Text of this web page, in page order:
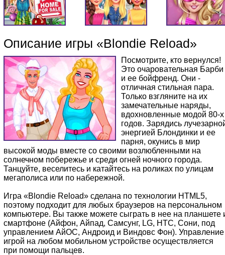
Описание игры «Blondie Reload»
Посмотрите, кто вернулся!
Это очаровательная Барби
и ее бойфренд. Они -
отличная стильная пара.
Только взгляните на их
замечательные наряды,
вдохновленные модой 80-х
годов. Зарядись
энергией Блондинки и ее
парня, окунись в мир
высокой моды вместе со своими возлюбленными на
солнечном побережье и среди огней ночного города.
Танцуйте, веселитесь и катайтесь на роликах по улицам
мегаполиса или по набережной.
Игра «Blondie Reload» сделана по технологии HTML5,
поэтому подходит для любых браузеров на персональном
компьютере. Вы также можете сыграть в нее на планшете
смартфоне (Айфон, Айпад, Самсунг, LG, HTC, Сони, под
управлением АйОС, Андроид и Виндовс Фон). Управление
игрой на любом мобильном устройстве осуществляется
при помощи пальцев.